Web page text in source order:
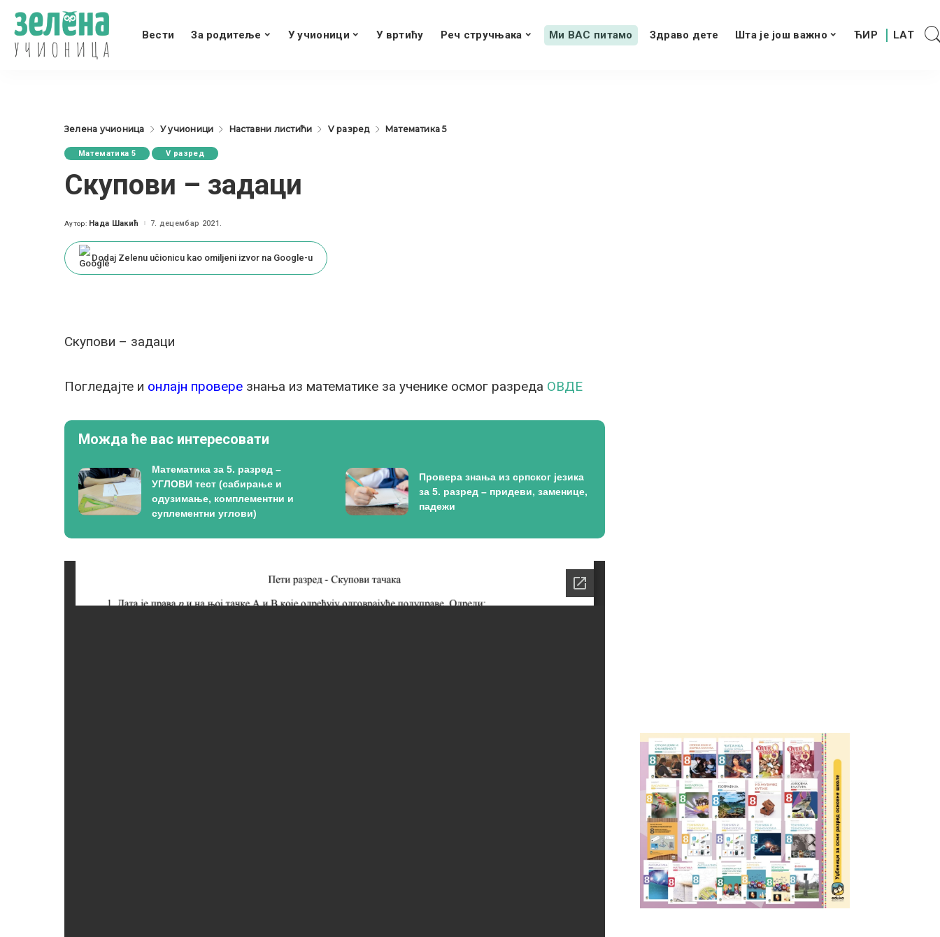
Вести За родитеље У учионици У вртићу Реч стручњака Ми ВАС питамо Здраво дете Шта је још важно
Зелена учионица У учионици Наставни листићи V разред Математика 5
Математика 5 V разред
Скупови – задаци
Posted
Аутор: Нада Шакић 7. децембар 2021.
Dodaj Zelenu učionicu kao omiljeni izvor na Google-u
Скупови – задаци
Погледајте и онлајн провере знања из математике за ученике осмог разреда ОВДЕ
Можда ће вас интересовати
Математика за 5. разред –
УГЛОВИ тест (сабирање и
одузимање, комплементни и
суплементни углови)
Провера знања из српског језика
за 5. разред – придеви, заменице,
падежи